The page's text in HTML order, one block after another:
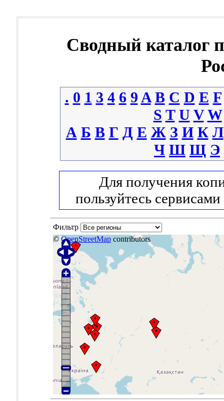
Сводный каталог
. 0 1 3 4 6 9 A B C D E F
S T U V W
А Б В Г Д Е Ж З И К Л
Ч Ш Щ Э
Для получения
пользуйтесь сервисами
Фильтр
©OpenStreetMap contributors